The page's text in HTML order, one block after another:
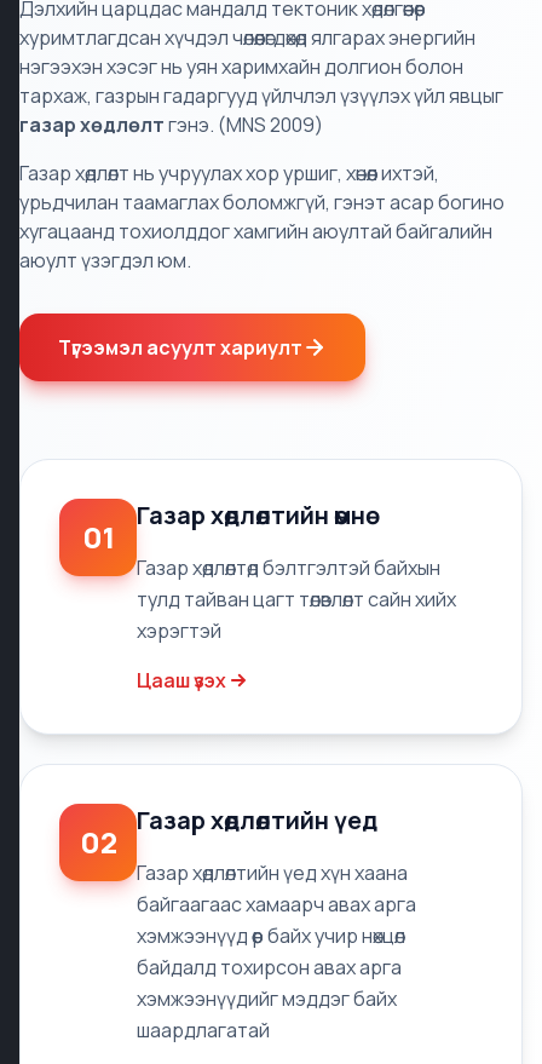
Дэлхийн царцдас мандалд тектоник хөдөлгөөнөөр
хуримтлагдсан хүчдэл чөлөөлөгдөхөд ялгарах энергийн
нэгээхэн хэсэг нь уян харимхайн долгион болон
тархаж, газрын гадаргууд үйлчлэл үзүүлэх үйл явцыг
газар хөдлөлтгэнэ. (MNS 2009)
Газар хөдлөлт нь учруулах хор уршиг, хөнөөл ихтэй,
урьдчилан таамаглах боломжгүй, гэнэт асар богино
хугацаанд тохиолддог хамгийн аюултай байгалийн
аюулт үзэгдэл юм.
Түгээмэл асуулт хариулт
01
Газар хөдлөлтийн өмнө
Газар хөдлөлтөд бэлтгэлтэй байхын
тулд тайван цагт төлөвлөлт сайн хийх
хэрэгтэй
Цааш үзэх
02
Газар хөдлөлтийн үед
Газар хөдлөлтийн үед хүн хаана
байгаагаас хамаарч авах арга
хэмжээнүүд өөр байх учир нөхцөл
байдалд тохирсон авах арга
хэмжээнүүдийг мэддэг байх
шаардлагатай